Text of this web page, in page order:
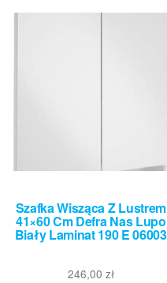
Szafka Wisząca Z Lustrem
41×60 Cm Defra Nas Lupo
Biały Laminat 190 E 06003
246,00 zł